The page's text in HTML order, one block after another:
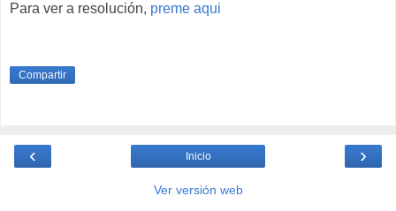
Para ver a resolución, preme aqui
Compartir
‹ ›
Inicio
Ver versión web